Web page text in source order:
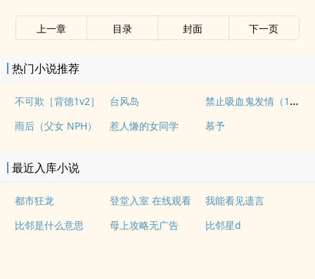
上一章 目录 封面 下一页
热门小说推荐
不可欺［背德1v2］ 台风岛 禁止吸血鬼发情（1v1姐狗高H）
雨后（父女 NPH） 惹人慊的女同学 慕予
最近入库小说
都市狂龙 登堂入室 在线观看
我能看见遗言
比邻是什么意思
母上攻略无广告 比邻星d